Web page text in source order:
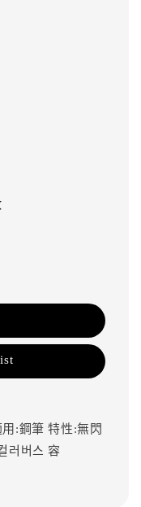
用:鋼筆特性:無閃
러버스 容